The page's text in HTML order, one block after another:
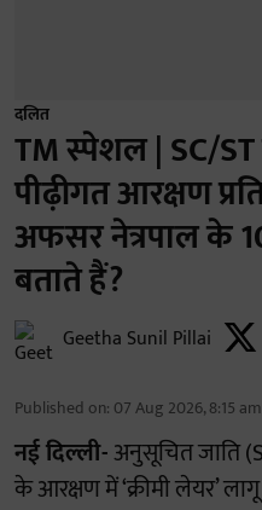
दलित
TM स्पेशल | SC/ST
पीढ़ीगत आरक्षण
अफसर नेत्रपाल के
बताते हैं?
Geetha Sunil Pillai
Published on: 07 Aug 2026, 8:15 am
नई दिल्ली-अनुसूचित जाति
के आरक्षण में ‘क्रीमी लेयर’